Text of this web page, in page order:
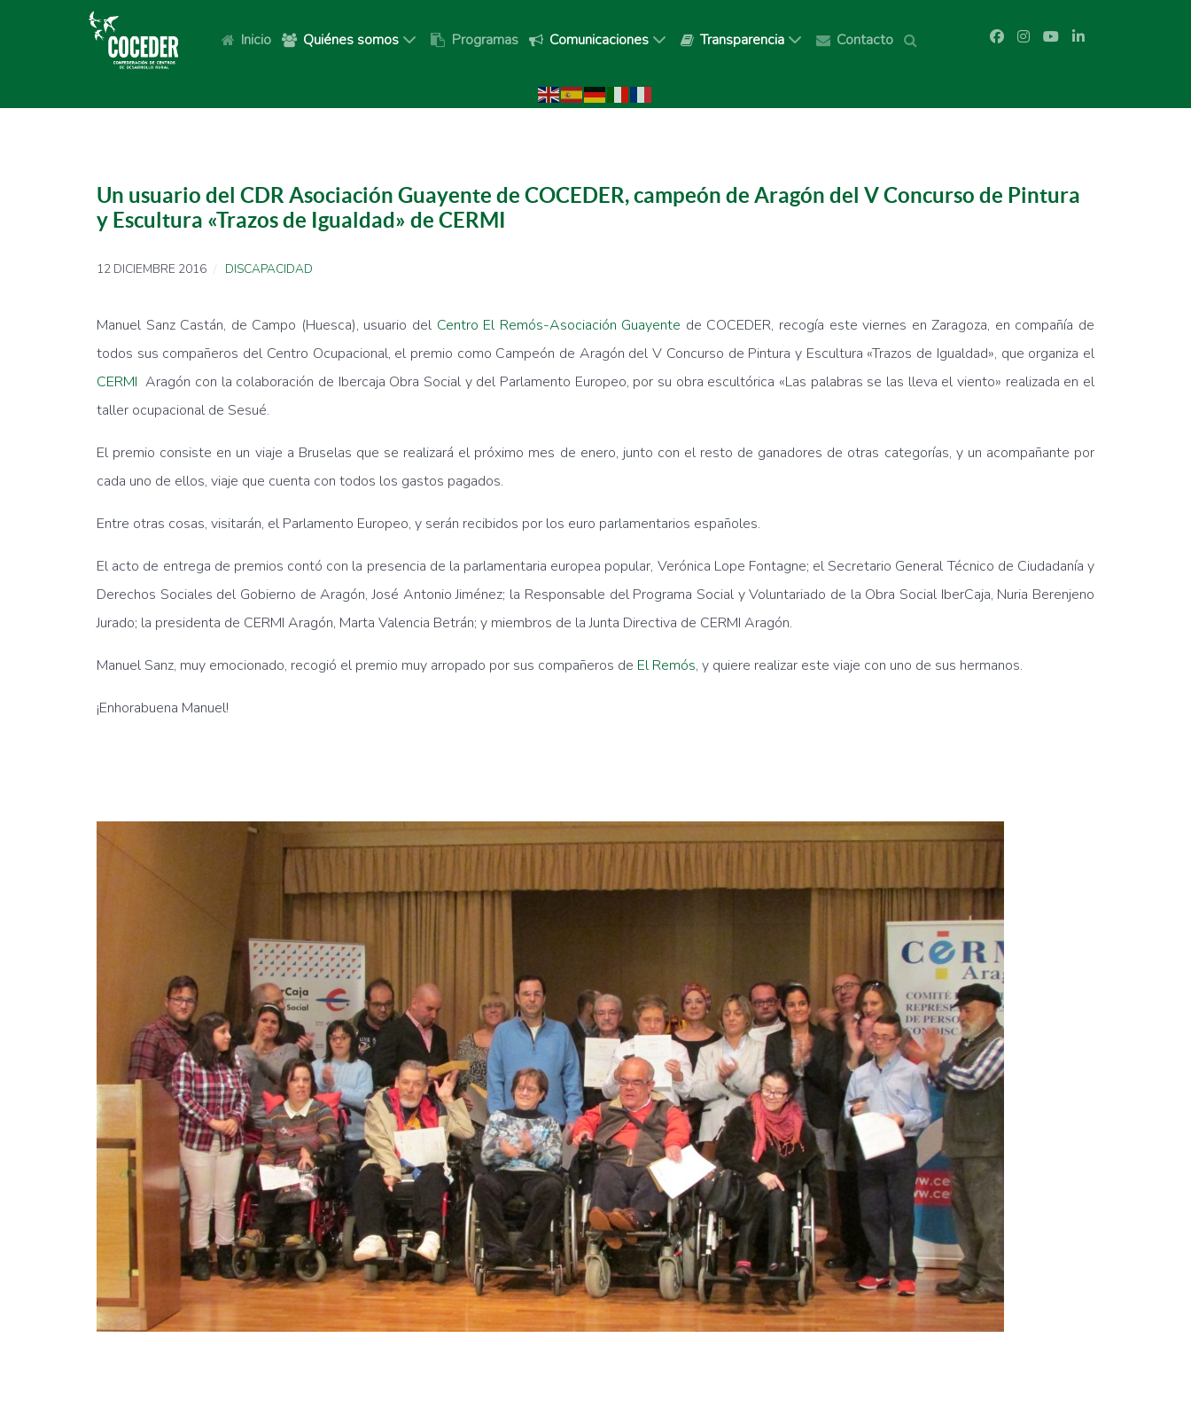
Inicio Quiénes somos Programas Comunicaciones Transparencia Contacto
Un usuario del CDR Asociación Guayente de COCEDER, campeón de Aragón del V Concurso de Pintura
y Escultura «Trazos de Igualdad» de CERMI
12 DICIEMBRE 2016 DISCAPACIDAD
Manuel Sanz Castán, de Campo (Huesca), usuario del Centro El Remós-Asociación Guayente de COCEDER, recogía este viernes en Zaragoza, en compañía de
todos sus compañeros del Centro Ocupacional, el premio como Campeón de Aragón del V Concurso de Pintura y Escultura «Trazos de Igualdad», que organiza el
CERMI Aragón con la colaboración de Ibercaja Obra Social y del Parlamento Europeo, por su obra escultórica «Las palabras se las lleva el viento» realizada en el
taller ocupacional de Sesué.
El premio consiste en un viaje a Bruselas que se realizará el próximo mes de enero, junto con el resto de ganadores de otras categorías, y un acompañante por
cada uno de ellos, viaje que cuenta con todos los gastos pagados.
Entre otras cosas, visitarán, el Parlamento Europeo, y serán recibidos por los euro parlamentarios españoles.
El acto de entrega de premios contó con la presencia de la parlamentaria europea popular, Verónica Lope Fontagne; el Secretario General Técnico de Ciudadanía y
Derechos Sociales del Gobierno de Aragón, José Antonio Jiménez; la Responsable del Programa Social y Voluntariado de la Obra Social IberCaja, Nuria Berenjeno
Jurado; la presidenta de CERMI Aragón, Marta Valencia Betrán; y miembros de la Junta Directiva de CERMI Aragón.
Manuel Sanz, muy emocionado, recogió el premio muy arropado por sus compañeros de El Remós, y quiere realizar este viaje con uno de sus hermanos.
¡Enhorabuena Manuel!